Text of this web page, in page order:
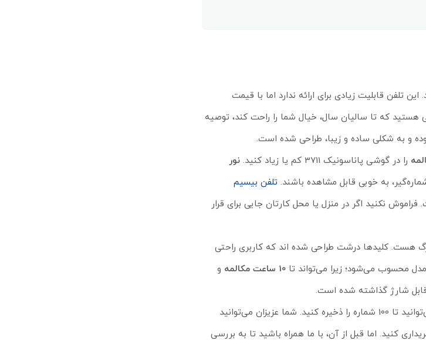
این تلفن قابلیت زیادی برای ارائه ندارد اما با قیمت
هستید که تا سالیان سال، خیال شما را راحت کند، توصیه
را در گوشی پاناسونیک 3711 کم یا زیاد کنید.
نور
به خوبی قابل مشاهده باشند.تلفن بیسیم
گرم، طراحی و روانه بازار شده است. فراموش نکنید اگر در منزل یا محل کارتان جایی برای قرار
بزرگ هست. کلیدها درشت طراحی شده اند که کاربری راحتی
10 ساعت مکالمه
و
است. در این دفترچه، می‌توانید تا 100 شماره را ذخیره کنید. شما عزیزان می‌توانید
کنید. اما قبل از آن، با ما همراه باشید تا به بررسی